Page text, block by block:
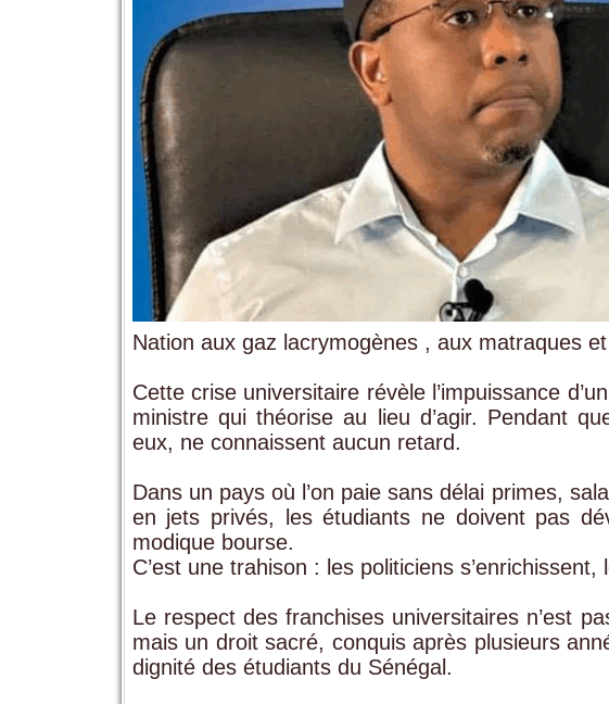
Nation aux gaz lacrymogènes , aux matraques et
Cette crise universitaire révèle l’impuissance
ministre qui théorise au lieu d’agir. Pendant
eux, ne connaissent aucun retard.
Dans un pays où l’on paie sans délai primes,
en jets privés, les étudiants ne doivent pas
modique bourse.
C’est une trahison : les politiciens
Le respect des franchises universitaires n’est
mais un droit sacré, conquis après plusieurs
dignité des étudiants du Sénégal.